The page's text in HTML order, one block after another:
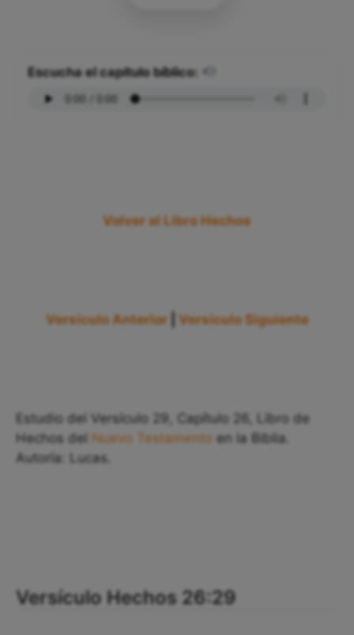
Escucha el capítulo bíblico:
Volver al Libro Hechos
Versículo Anterior Versículo Siguiente
Estudio del Versículo 29, Capítulo 26, Libro de
Hechos del Nuevo Testamento en la Biblia.
Autoría: Lucas.
Versículo Hechos 26:29